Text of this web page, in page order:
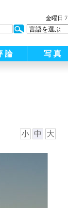
金曜日 7
論 写 真
小 中 大